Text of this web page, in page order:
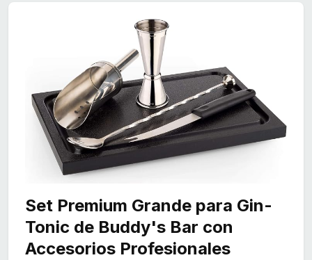
Set Premium Grande para Gin-
Tonic de Buddy's Bar con
Accesorios Profesionales